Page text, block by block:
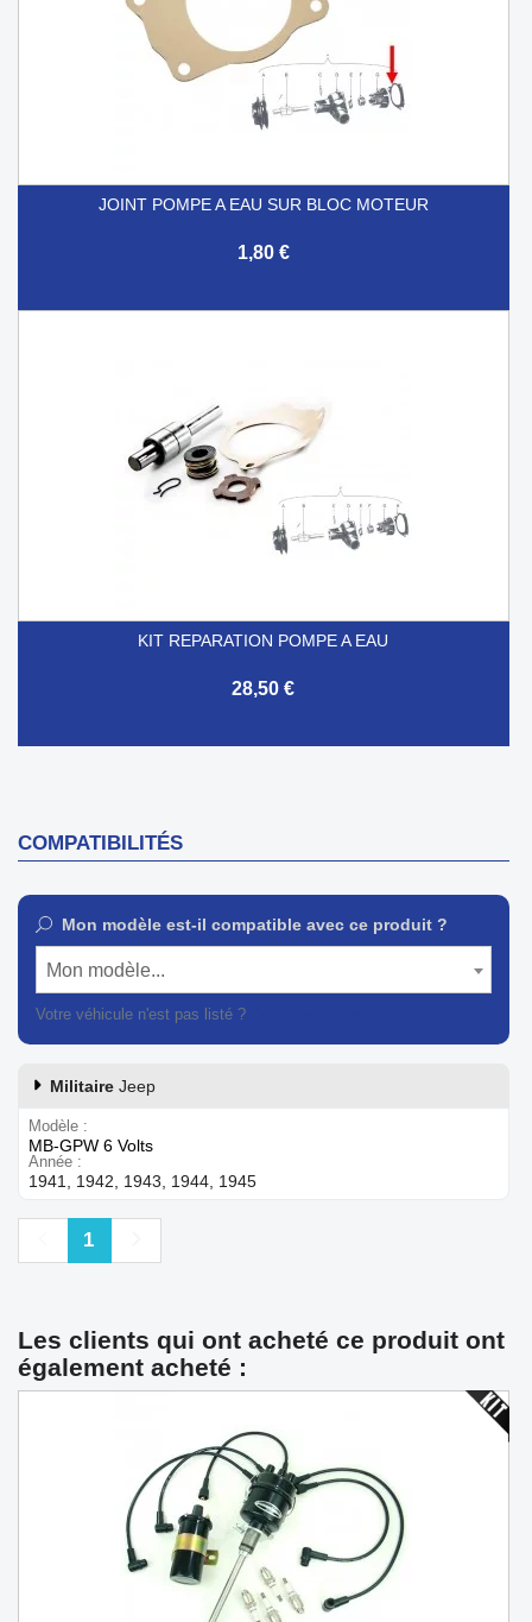
JOINT POMPE A EAU SUR BLOC MOTEUR
1,80 €
KIT REPARATION POMPE A EAU
28,50 €
COMPATIBILITÉS
Mon modèle est-il compatible avec ce produit ?
Mon modèle...
Votre véhicule n'est pas listé ?
Militaire Jeep
Modèle
MB-GPW 6 Volts
Année
1941, 1942, 1943, 1944, 1945
Précédent
1
Les clients qui ont acheté ce produit ont
également acheté :